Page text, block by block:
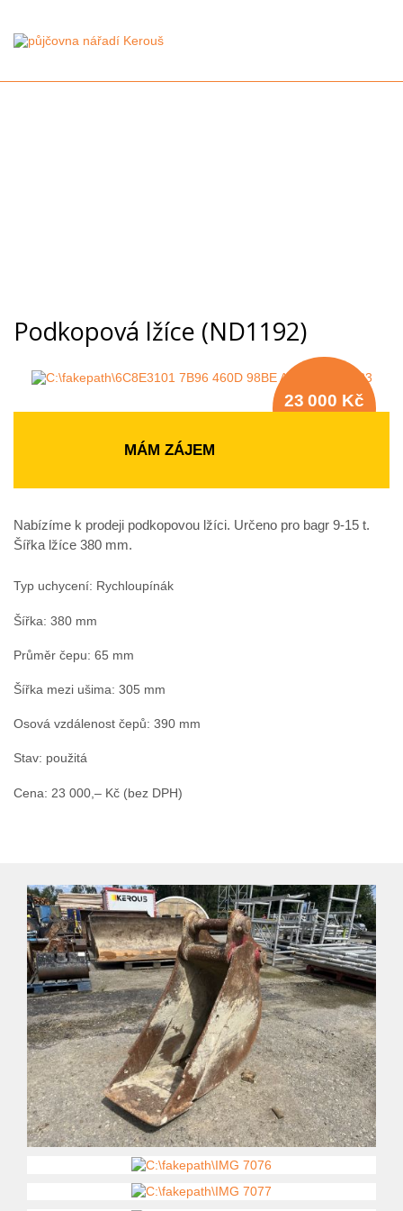
Podkopová lžíce (ND1192)
23 000 Kč
MÁM ZÁJEM
Nabízíme k prodeji podkopovou lžíci. Určeno pro bagr 9-15 t.
Šířka lžíce 380 mm.
Typ uchycení: Rychloupínák
Šířka: 380 mm
Průměr čepu: 65 mm
Šířka mezi ušima: 305 mm
Osová vzdálenost čepů: 390 mm
Stav: použitá
Cena: 23 000,– Kč (bez DPH)